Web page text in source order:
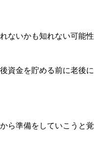
ないかも知れない可能性
資金を貯める前に老後に
ら準備をしていこうと覚